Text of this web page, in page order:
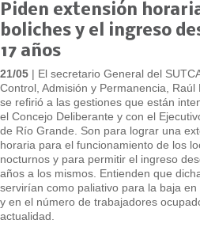
Piden extensión
boliches y el ingreso
17 años
21/05 | El secretario General del
Control, Admisión y Permanencia, Raúl
se refirió a las gestiones que están
el Concejo Deliberante y con el
de Río Grande. Son para lograr una
horaria para el funcionamiento de los
nocturnos y para permitir el ingreso
años a los mismos. Entienden que
servirían como paliativo para la baja en
y en el número de trabajadores
actualidad.